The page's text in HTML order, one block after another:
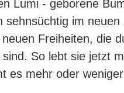
Lumi - geborene
sehnsüchtig im
Freiheiten, die
So lebt sie jetzt
es mehr oder